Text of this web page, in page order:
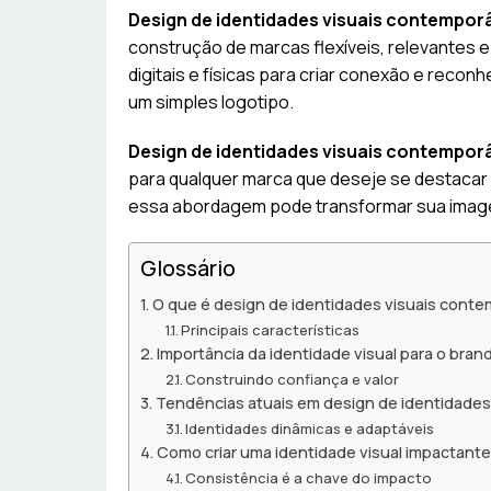
Design de identidades visuais
construção de marcas flexíveis, relevantes
digitais e físicas para criar conexão e
um simples logotipo.
Design de identidades visuais
para qualquer marca que deseje se
essa abordagem pode transformar sua
Glossário
O que é design de identidades visuais
Principais características
Importância da identidade visual para o
Construindo confiança e valor
Tendências atuais em design de
Identidades dinâmicas e adaptáveis
Como criar uma identidade visual impactante
Consistência é a chave do impacto